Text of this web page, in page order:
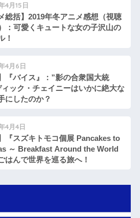
4月15日
総括】2019年冬アニメ感想（視聴
：可愛くキュートな女の子沢山の
！
4月6日
『バイス』：”影の合衆国大統
ック・チェイニーはいかに絶大な
にしたのか？
4月4日
『スズキトモコ個展 Pancakes to
～ Breakfast Around the World
はんで世界を巡る旅へ！